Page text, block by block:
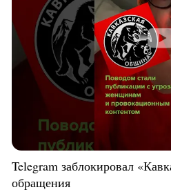
Telegram заблокировал
обращения